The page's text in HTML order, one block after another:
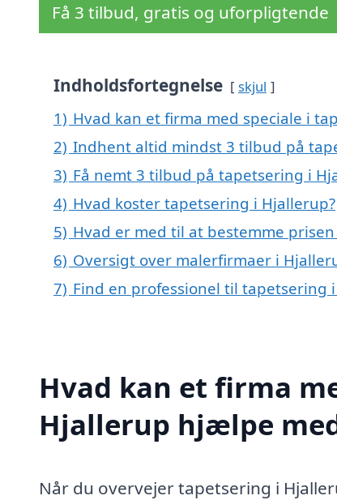
Få 3 tilbud, gratis og uforpligtende
Indholdsfortegnelse skjul
1) Hvad kan et firma med speciale i
2) Indhent altid mindst 3 tilbud på
3) Få nemt 3 tilbud på tapetsering i
4) Hvad koster tapetsering i Hjallerup?
5) Hvad er med til at bestemme
6) Oversigt over malerfirmaer i
7) Find en professionel til
Hvad kan et firma
Hjallerup hjælpe
Når du overvejer tapetsering i